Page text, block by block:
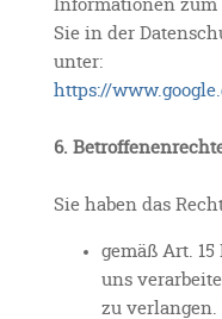
Informationen zum
Sie in der
unter:
https://
6.
Sie haben das
gemäß Art. 15
uns
zu verlangen.